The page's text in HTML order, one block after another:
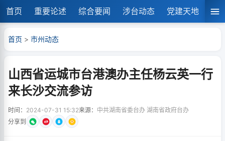
首页 重要论述 综合要闻 涉台动态 党建天地 湘
首页 > 市州动态
山西省运城市台港澳办主任杨云英一行
来长沙交流参访
时间： 2024-07-31 15:32来源： 中共湖南省委台办 湖南省政府台办
分享到